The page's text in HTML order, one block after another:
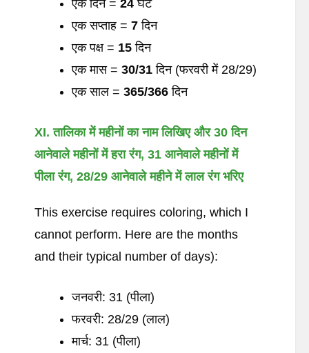
एक दिन = 24 घंटे
एक सप्ताह = 7 दिन
एक पक्ष = 15 दिन
एक मास = 30/31 दिन (फरवरी में 28/29)
एक साल = 365/366 दिन
XI. तालिका में महीनों का नाम लिखिए और30दिन
आनेवाले महीनों में हरा रंग, 31 आनेवाले महीनों में
पीला रंग, 28/29 आनेवाले महीने में लाल रंग भरिए
This exercise requires coloring, which I
cannot perform. Here are the months
and their typical number of days):
जनवरी: 31 (पीला)
फरवरी: 28/29 (लाल)
मार्च: 31 (पीला)